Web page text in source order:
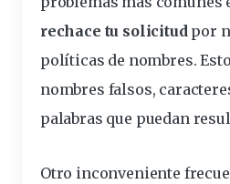
rechace tu solicitudpor
políticas de nombres.
nombres falsos,
palabras que puedan
Otro inconveniente